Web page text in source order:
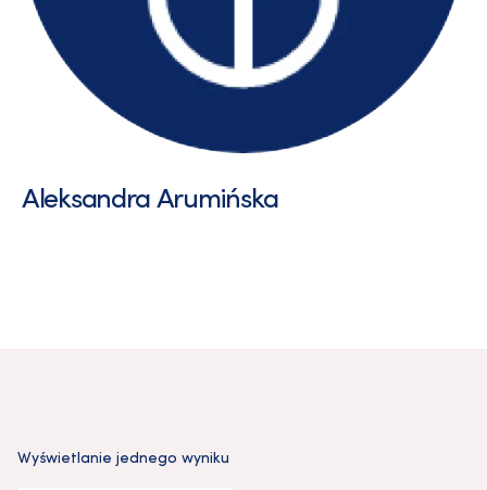
Aleksandra Arumińska
Wyświetlanie jednego wyniku